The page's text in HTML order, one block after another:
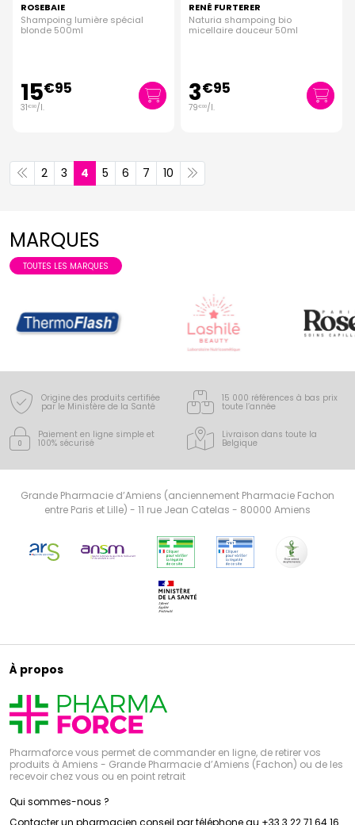
ROSEBAIE
Shampoing lumière spécial
blonde 500ml
15€95
31€90/l.
RENÉ FURTERER
Naturia shampoing bio
micellaire douceur 50ml
3€95
79€00/l.
2 3 4 5 6 7 10
MARQUES
TOUTES LES MARQUES
Origine des produits certifiée
par le Ministère de la Santé
15 000 références à bas prix
toute l’année
Paiement en ligne simple et
100% sécurisé
Livraison dans toute la
Belgique
Grande Pharmacie d’Amiens (anciennement Pharmacie Fachon
entre Paris et Lille) - 11 rue Jean Catelas - 80000 Amiens
À propos
Pharmaforce vous permet de commander en ligne, de retirer vos
produits à Amiens - Grande Pharmacie d’Amiens (Fachon) ou de les
recevoir chez vous ou en point retrait
Qui sommes-nous ?